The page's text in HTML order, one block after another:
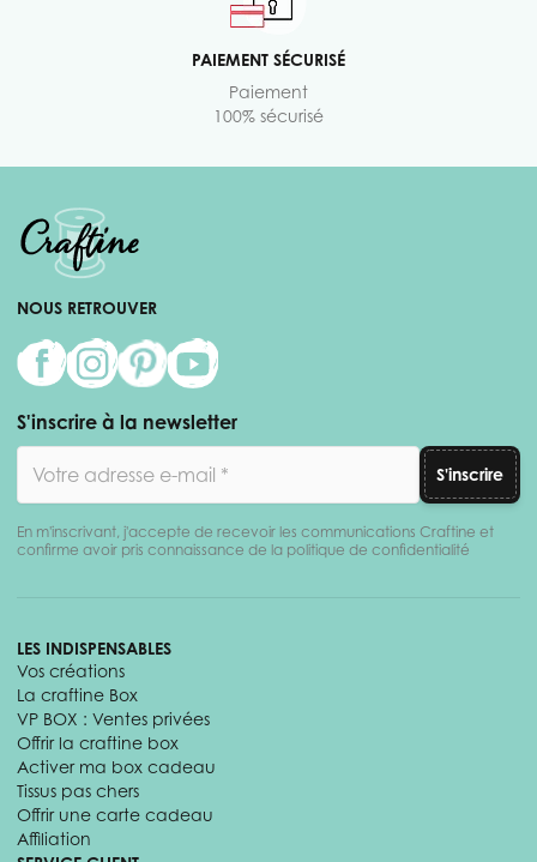
PAIEMENT SÉCURISÉ
Paiement
100% sécurisé
NOUS RETROUVER
S'inscrire à la newsletter
S'inscrire
En m'inscrivant, j'accepte de recevoir les communications Craftine et
confirme avoir pris connaissance de la politique de confidentialité
LES INDISPENSABLES
Vos créations
La craftine Box
VP BOX : Ventes privées
Offrir la craftine box
Activer ma box cadeau
Tissus pas chers
Offrir une carte cadeau
Affiliation